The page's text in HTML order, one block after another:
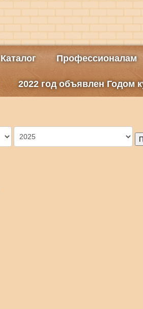
Каталог Профессионалам
2022 год объявлен Годом